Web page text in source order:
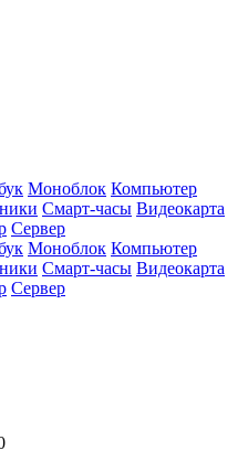
Моноблок Компьютер
Смарт-часы Видеокарта
Сервер
Моноблок Компьютер
Смарт-часы Видеокарта
Сервер